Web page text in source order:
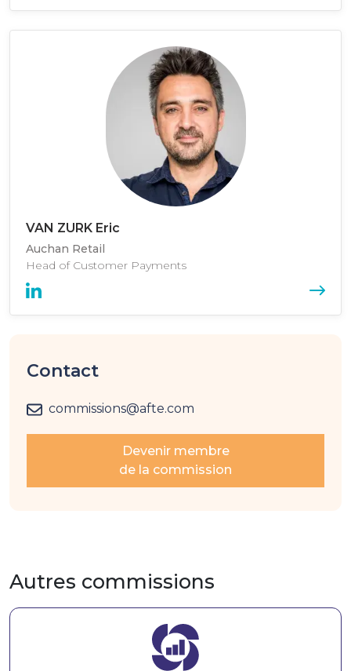
VAN ZURK Eric
Auchan Retail
Head of Customer Payments
Contact
commissions@afte.com
Devenir membre
de la commission
Autres commissions